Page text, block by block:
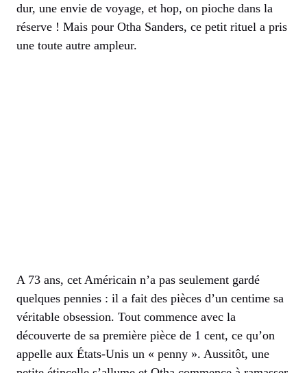
dur, une envie de voyage, et hop, on pioche dans la
réserve ! Mais pour Otha Sanders, ce petit rituel a pris
une toute autre ampleur.
A 73 ans, cet Américain n’a pas seulement gardé
quelques pennies : il a fait des pièces d’un centime sa
véritable obsession. Tout commence avec la
découverte de sa première pièce de 1 cent, ce qu’on
appelle aux États-Unis un « penny ». Aussitôt, une